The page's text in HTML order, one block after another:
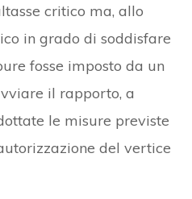
critico ma, allo
in grado di soddisfare
fosse imposto da un
il rapporto, a
le misure previste
del vertice